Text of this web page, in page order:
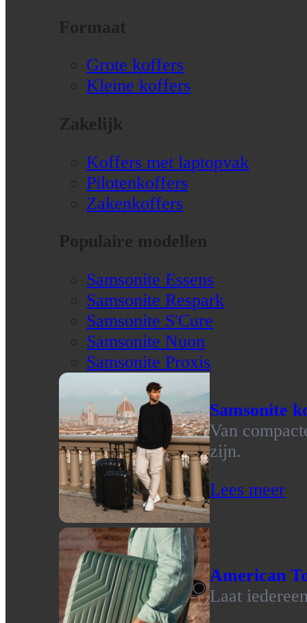
Formaat
Grote koffers
Kleine koffers
Zakelijk
Koffers met laptopvak
Pilotenkoffers
Zakenkoffers
Populaire modellen
Samsonite Essens
Samsonite Respark
Samsonite S'Cure
Samsonite Nuon
Samsonite Proxis
Samsonite
Van
zijn.
Lees meer
American
Laat